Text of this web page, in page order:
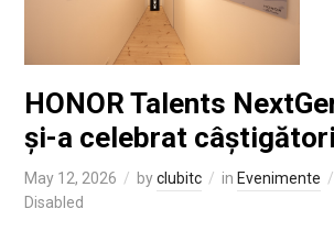
HONOR Talents
și-a celebrat
May 12, 2026 byclubitc in Evenimente
Disabled